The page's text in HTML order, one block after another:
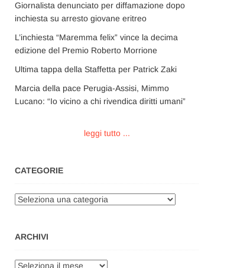
Giornalista denunciato per diffamazione dopo
inchiesta su arresto giovane eritreo
L’inchiesta “Maremma felix” vince la decima
edizione del Premio Roberto Morrione
Ultima tappa della Staffetta per Patrick Zaki
Marcia della pace Perugia-Assisi, Mimmo
Lucano: “Io vicino a chi rivendica diritti umani”
leggi tutto ...
CATEGORIE
Categorie
ARCHIVI
Archivi